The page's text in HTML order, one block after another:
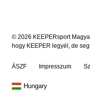
© 2026 KEEPERsport
hogy KEEPER legyél, de
ÁSZF Impresszum
Hungary